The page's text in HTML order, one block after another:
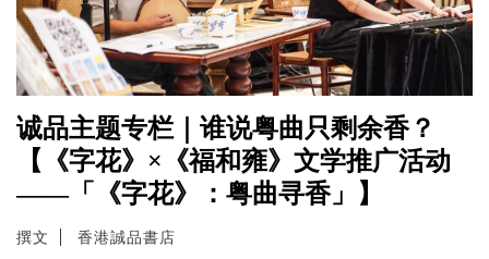
诚品主题专栏｜谁说粤曲只剩余香？
【《字花》×《福和雍》文学推广活动
——「《字花》：粤曲寻香」】
撰文 香港誠品書店